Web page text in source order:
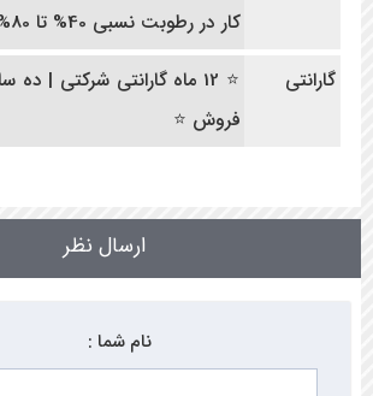
کار در رطوبت نسبی 40% تا 80%
گارانتی
⭐ 12 ماه گارانتی شرکتی |
فروش ⭐
ارسال نظر
نام شما :